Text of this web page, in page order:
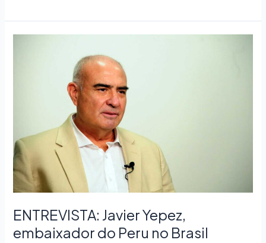
ENTREVISTA: Javier Yepez,
embaixador do Peru no Brasil
Brasil